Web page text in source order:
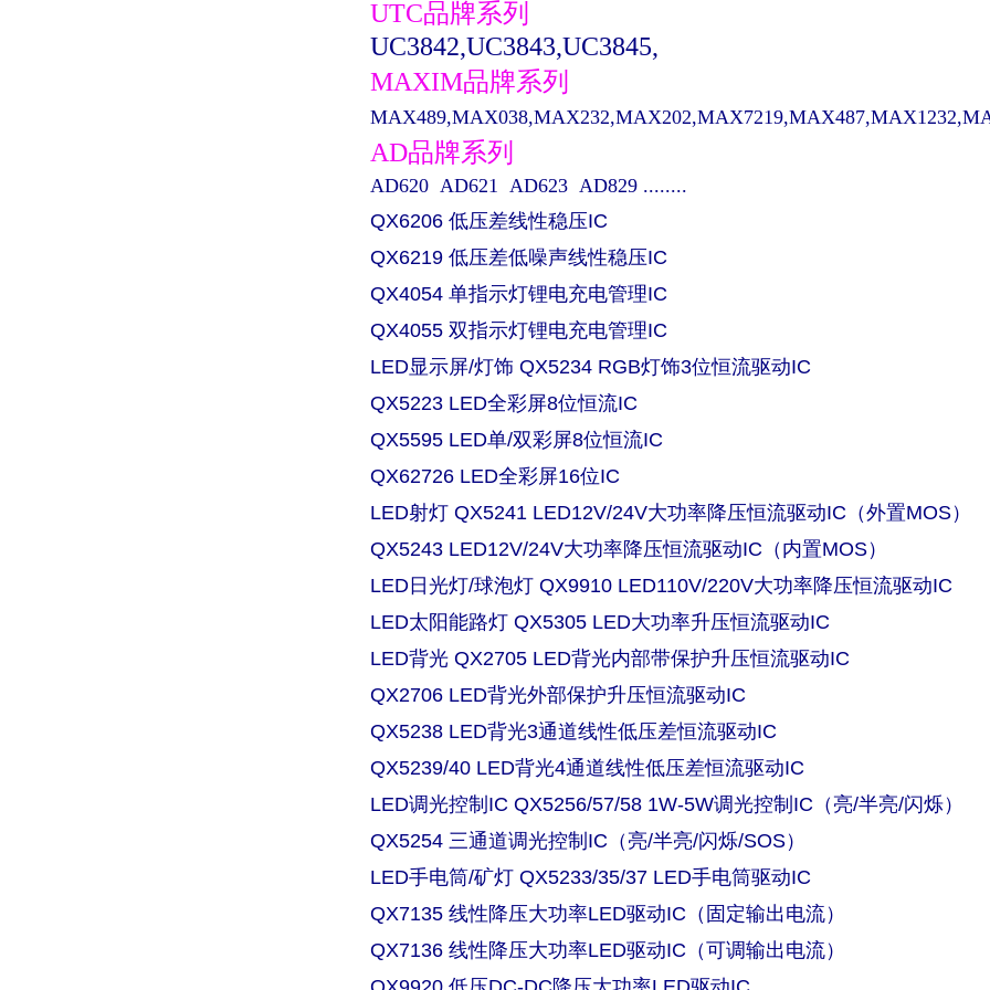
UTC品牌系列
UC3842,UC3843,UC3845,
MAXIM品牌系列
AD品牌系列
AD620 AD621 AD623 AD829 ........
QX6206 低压差线性稳压IC
QX6219 低压差低噪声线性稳压IC
QX4054 单指示灯锂电充电管理IC
QX4055 双指示灯锂电充电管理IC
LED显示屏/灯饰 QX5234 RGB灯饰3位恒流驱动IC
QX5223 LED全彩屏8位恒流IC
QX5595 LED单/双彩屏8位恒流IC
QX62726 LED全彩屏16位IC
LED射灯 QX5241 LED12V/24V大功率降压恒流驱动IC（外置MOS）
QX5243 LED12V/24V大功率降压恒流驱动IC（内置MOS）
LED日光灯/球泡灯 QX9910 LED110V/220V大功率降压恒流驱动IC
LED太阳能路灯 QX5305 LED大功率升压恒流驱动IC
LED背光 QX2705 LED背光内部带保护升压恒流驱动IC
QX2706 LED背光外部保护升压恒流驱动IC
QX5238 LED背光3通道线性低压差恒流驱动IC
QX5239/40 LED背光4通道线性低压差恒流驱动IC
LED调光控制IC QX5256/57/58 1W-5W调光控制IC（亮/半亮/闪烁）
QX5254 三通道调光控制IC（亮/半亮/闪烁/SOS）
LED手电筒/矿灯 QX5233/35/37 LED手电筒驱动IC
QX7135 线性降压大功率LED驱动IC（固定输出电流）
QX7136 线性降压大功率LED驱动IC（可调输出电流）